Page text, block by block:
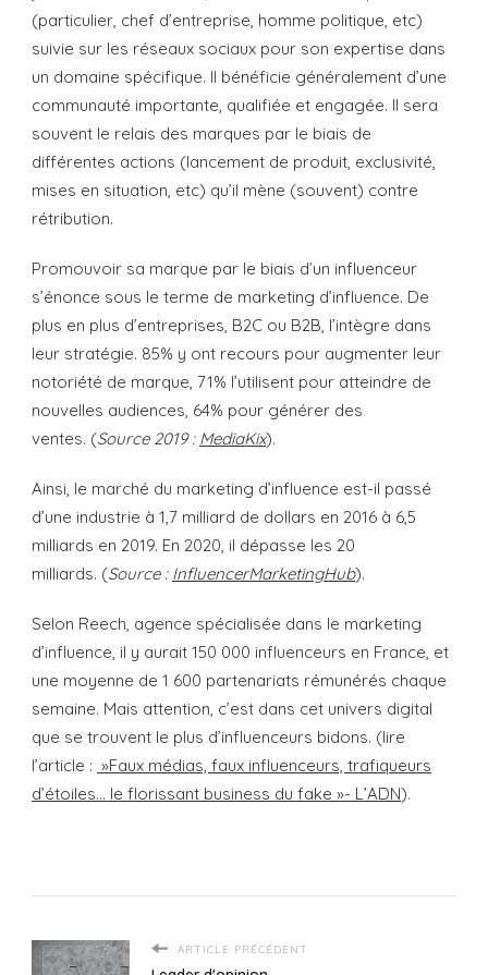
(particulier, chef d’entreprise, homme politique, etc)
suivie sur les réseaux sociaux pour son expertise dans
un domaine spécifique. Il bénéficie généralement d’une
communauté importante, qualifiée et engagée. Il sera
souvent le relais des marques par le biais de
différentes actions (lancement de produit, exclusivité,
mises en situation, etc) qu’il mène (souvent) contre
rétribution.
Promouvoir sa marque par le biais d’un influenceur
s’énonce sous le terme de marketing d’influence. De
plus en plus d’entreprises, B2C ou B2B, l’intègre dans
leur stratégie. 85% y ont recours pour augmenter leur
notoriété de marque, 71% l’utilisent pour atteindre de
nouvelles audiences, 64% pour générer des
ventes. (Source 2019 : MediaKix).
Ainsi, le marché du marketing d’influence est-il passé
d’une industrie à 1,7 milliard de dollars en 2016 à 6,5
milliards en 2019. En 2020, il dépasse les 20
milliards. (Source : InfluencerMarketingHub).
Selon Reech, agence spécialisée dans le marketing
d’influence, il y aurait 150 000 influenceurs en France, et
une moyenne de 1 600 partenariats rémunérés chaque
semaine. Mais attention, c’est dans cet univers digital
que se trouvent le plus d’influenceurs bidons. (lire
l’article : »Faux médias, faux influenceurs, trafiqueurs
d’étoiles… le florissant business du fake »- L’ADN).
ARTICLE PRÉCÉDENT